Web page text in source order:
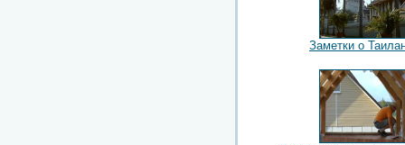
Заметки о